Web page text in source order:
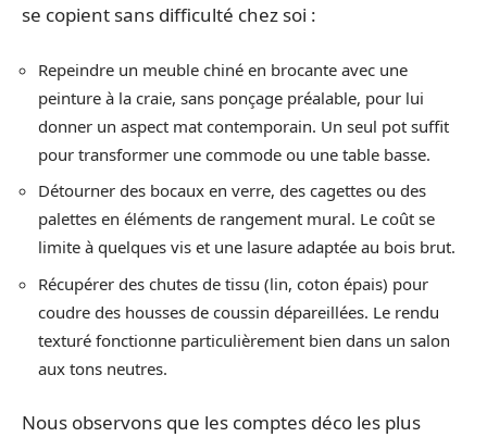
se copient sans difficulté chez soi :
Repeindre un meuble chiné en brocante avec une
peinture à la craie, sans ponçage préalable, pour lui
donner un aspect mat contemporain. Un seul pot suffit
pour transformer une commode ou une table basse.
Détourner des bocaux en verre, des cagettes ou des
palettes en éléments de rangement mural. Le coût se
limite à quelques vis et une lasure adaptée au bois brut.
Récupérer des chutes de tissu (lin, coton épais) pour
coudre des housses de coussin dépareillées. Le rendu
texturé fonctionne particulièrement bien dans un salon
aux tons neutres.
Nous observons que les comptes déco les plus